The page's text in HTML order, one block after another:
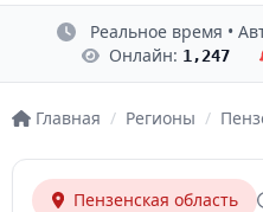
Реальное время •
Онлайн: 1,247
Главная / Регионы /
Пензенская область